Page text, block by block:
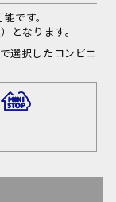
です。
となります。
選択したコンビニ